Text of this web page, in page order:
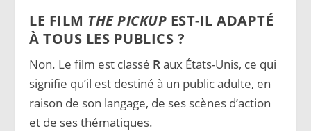
LE FILM THE PICKUP EST-IL ADAPTÉ
À TOUS LES PUBLICS ?
Non. Le film est classé Raux États-Unis, ce qui
signifie qu’il est destiné à un public adulte, en
raison de son langage, de ses scènes d’action
et de ses thématiques.